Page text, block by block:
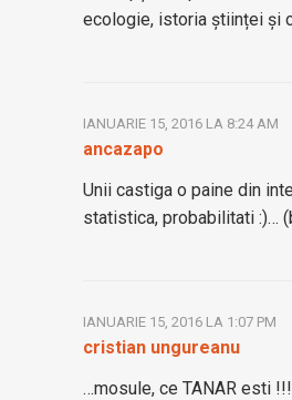
ecologie, istoria științei și
ancazapo
IANUARIE 15, 2016 LA 8:24 AM
Unii castiga o paine din
statistica, probabilitati :)…
cristian ungureanu
IANUARIE 15, 2016 LA 1:07 PM
…mosule, ce TANAR esti